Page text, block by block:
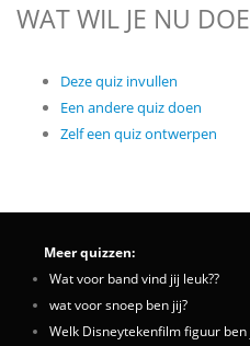
WAT WIL JE NU
Deze quiz invullen
Een andere quiz doen
Zelf een quiz ontwerpen
Meer quizzen:
Wat voor band vind jij leuk??
wat voor snoep ben jij?
Welk Disneytekenfilm figuur ben